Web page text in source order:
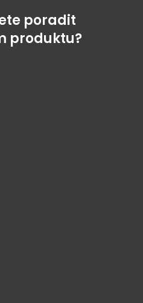
poradit
produktu?